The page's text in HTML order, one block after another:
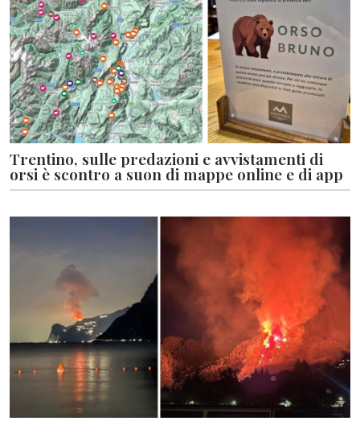
Trentino, sulle predazioni e avvistamenti di
orsi è scontro a suon di mappe online e di app